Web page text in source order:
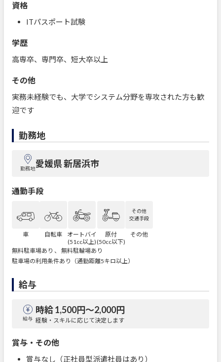
資格
ITパスポート試験
学歴
高専卒、専門卒、短大卒以上
その他
実務未経験でも、大学でシステム分野を専攻された方も歓
迎です
勤務地
勤務地愛媛県 新居浜市
通勤手段
車 自転車
オートバイ
(51cc以上)
原付
(50cc以下)
その他
交通手段
その他
無料駐車場あり 、 無料駐輪場あり
駐車場の利用条件あり（通勤距離5キロ以上）
給与
給与
時給 1,500円〜2,000円
経験・スキルに応じて決定します
賞与・その他
賞与なし（正社員型派遣社員はあり）